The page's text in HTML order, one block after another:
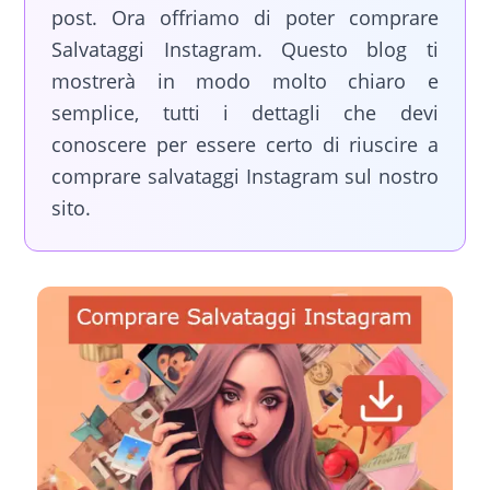
post. Ora offriamo di poter comprare
Salvataggi Instagram. Questo blog ti
mostrerà in modo molto chiaro e
semplice, tutti i dettagli che devi
conoscere per essere certo di riuscire a
comprare salvataggi Instagram sul nostro
sito.